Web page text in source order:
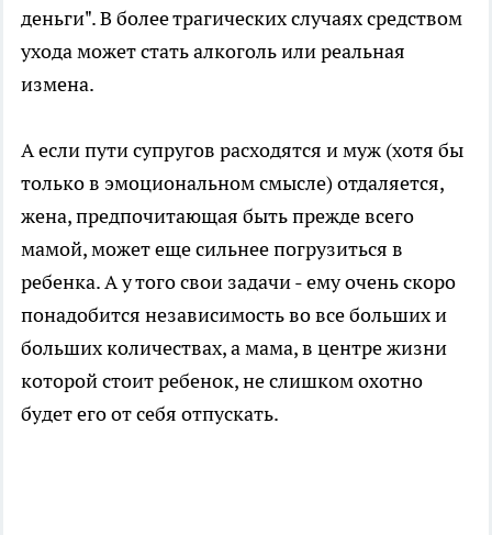
деньги". В более трагических случаях средством
ухода может стать алкоголь или реальная
измена.
А если пути супругов расходятся и муж (хотя бы
только в эмоциональном смысле) отдаляется,
жена, предпочитающая быть прежде всего
мамой, может еще сильнее погрузиться в
ребенка. А у того свои задачи - ему очень скоро
понадобится независимость во все больших и
больших количествах, а мама, в центре жизни
которой стоит ребенок, не слишком охотно
будет его от себя отпускать.